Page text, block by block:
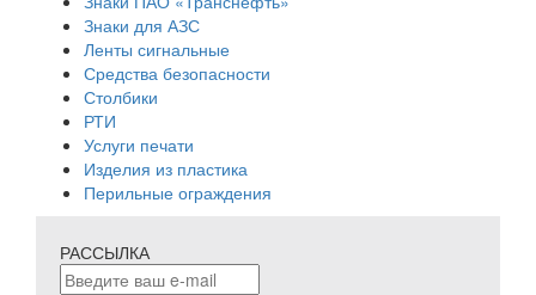
Знаки для АЗС
Ленты сигнальные
Средства безопасности
Столбики
РТИ
Услуги печати
Изделия из пластика
Перильные ограждения
РАССЫЛКА